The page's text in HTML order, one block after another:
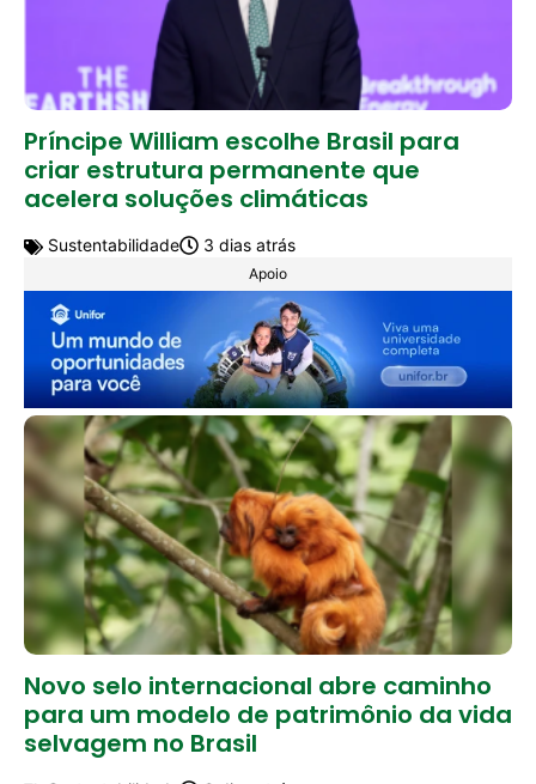
Príncipe William escolhe Brasil para
criar estrutura permanente que
acelera soluções climáticas
Sustentabilidade 3 dias atrás
Apoio
Novo selo internacional abre caminho
para um modelo de patrimônio da vida
selvagem no Brasil